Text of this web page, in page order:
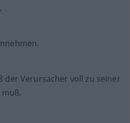
der Verursacher voll zu seiner